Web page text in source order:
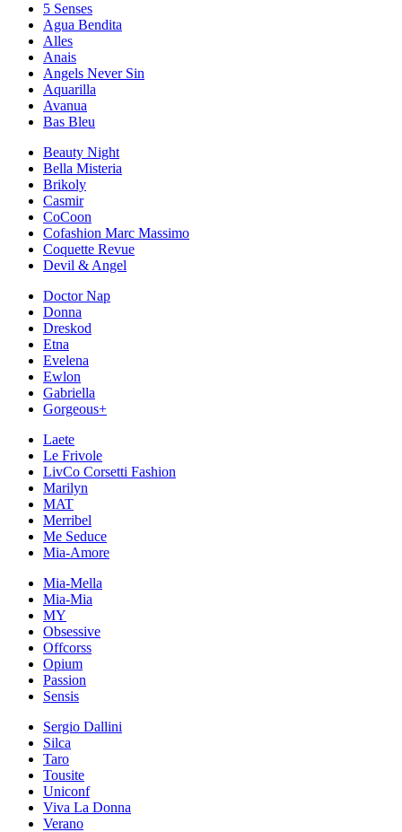
5 Senses
Agua Bendita
Alles
Anais
Angels Never Sin
Aquarilla
Avanua
Bas Bleu
Beauty Night
Bella Misteria
Brikoly
Casmir
CoCoon
Cofashion Marc Massimo
Coquette Revue
Devil & Angel
Doctor Nap
Donna
Dreskod
Etna
Evelena
Ewlon
Gabriella
Gorgeous+
Laete
Le Frivole
LivCo Corsetti Fashion
Marilyn
MAT
Merribel
Me Seduce
Mia-Amore
Mia-Mella
Mia-Mia
MY
Obsessive
Offcorss
Opium
Passion
Sensis
Sergio Dallini
Silca
Taro
Tousite
Uniconf
Viva La Donna
Verano